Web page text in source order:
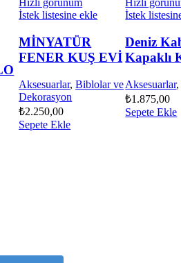
Hızlı görünüm
İstek listesine ekle
MİNYATÜR
FENER KUŞ EVİ
Aksesuarlar,Biblolar ve
Dekorasyon
₺2.250,00
Sepete Ekle
Hızlı
İstek
Deniz
Kapaklı
Aksesuarlar
₺1.875,00
Sepete Ekle